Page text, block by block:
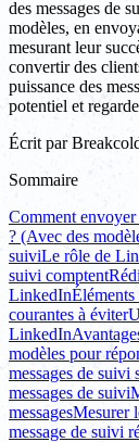
des messages de
modèles, en
mesurant leur
convertir des
puissance des
potentiel et
Écrit par
Sommaire
Comment
? (Avec des
suiviLe rôle de
suivi comptent
LinkedInÉléments
courantes à éviter
LinkedIn
modèles pour
messages de suivi
messages de suivi
messagesMesurer
message de suivi